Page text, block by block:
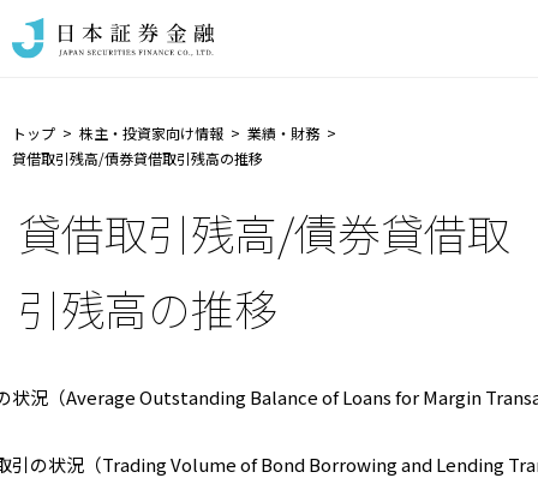
トップ 株主・投資家向け情報
業績・財務
貸借取引残高/債券貸借取引残高の推移
貸借取引残高/債券貸借取
引残高の推移
状況（Average Outstanding Balance of Loans for Margin
引の状況（Trading Volume of Bond Borrowing and Lending